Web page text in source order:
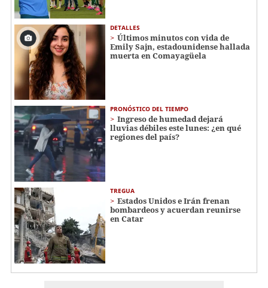
DETALLES
Últimos minutos con vida de
Emily Sajn, estadounidense hallada
muerta en Comayagüela
PRONÓSTICO DEL TIEMPO
Ingreso de humedad dejará
lluvias débiles este lunes: ¿en qué
regiones del país?
TREGUA
Estados Unidos e Irán frenan
bombardeos y acuerdan reunirse
en Catar